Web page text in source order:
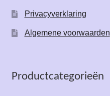
Privacyverklaring
Algemene voorwaarden
Productcategorieën